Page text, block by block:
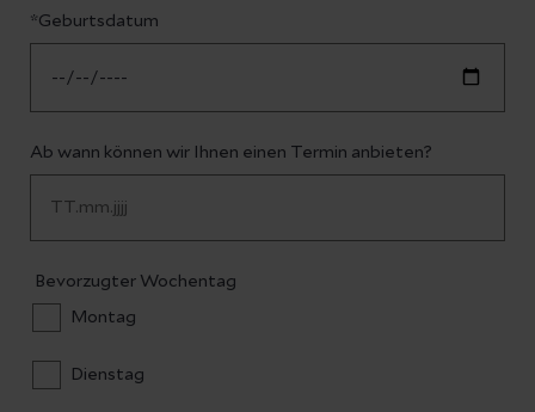
*Geburtsdatum
Ab wann können wir Ihnen einen Termin anbieten?
Bevorzugter Wochentag
Montag
Dienstag